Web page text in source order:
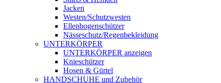
Jacken
Westen/Schutzwesten
Ellenbogenschützer
Nässeschutz/Regenbekleidung
UNTERKÖRPER
UNTERKÖRPER anzeigen
Knieschützer
Hosen & Gürtel
HANDSCHUHE und Zubehör